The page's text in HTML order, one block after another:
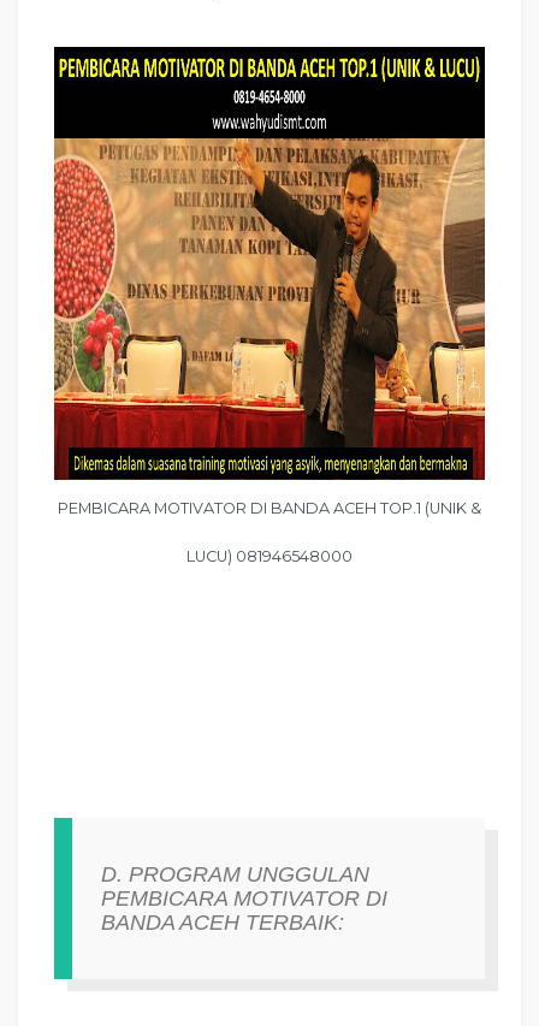
PEMBICARA MOTIVATOR DI BANDA ACEH TOP.1 (UNIK &
LUCU) 081946548000
D. PROGRAM UNGGULAN
PEMBICARA MOTIVATOR DI
BANDA ACEH TERBAIK: